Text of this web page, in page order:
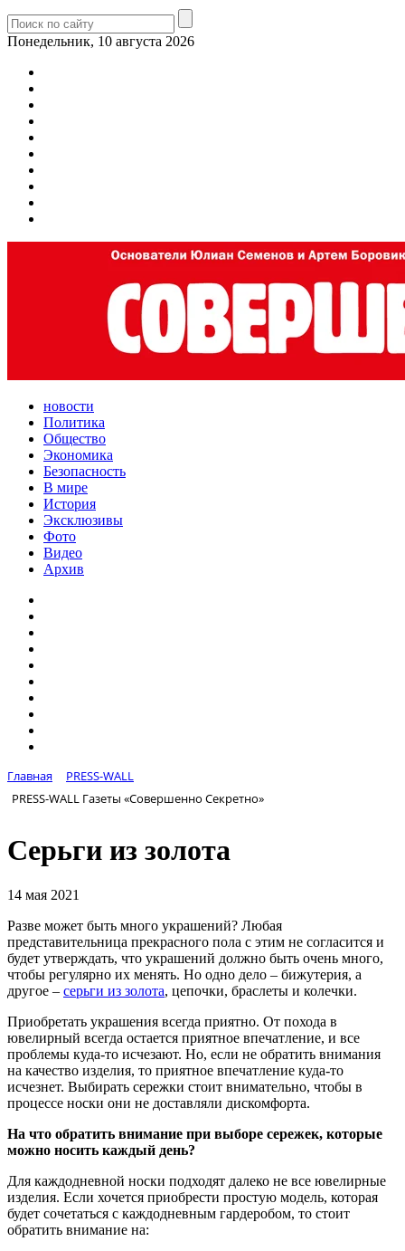
Понедельник, 10 августа 2026
новости
Политика
Общество
Экономика
Безопасность
В мире
История
Эксклюзивы
Фото
Видео
Архив
Главная
PRESS-WALL
PRESS-WALL Газеты «Совершенно Секретно»
Серьги из золота
14 мая 2021
Разве может быть много украшений? Любая
представительница прекрасного пола с этим не согласится и
будет утверждать, что украшений должно быть очень много,
чтобы регулярно их менять. Но одно дело – бижутерия, а
другое – серьги из золота, цепочки, браслеты и колечки.
Приобретать украшения всегда приятно. От похода в
ювелирный всегда остается приятное впечатление, и все
проблемы куда-то исчезают. Но, если не обратить внимания
на качество изделия, то приятное впечатление куда-то
исчезнет. Выбирать сережки стоит внимательно, чтобы в
процессе носки они не доставляли дискомфорта.
На что обратить внимание при выборе сережек, которые
можно носить каждый день?
Для каждодневной носки подходят далеко не все ювелирные
изделия. Если хочется приобрести простую модель, которая
будет сочетаться с каждодневным гардеробом, то стоит
обратить внимание на: